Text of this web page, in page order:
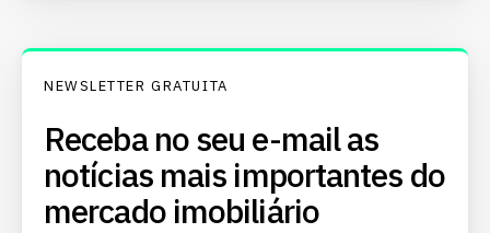
NEWSLETTER GRATUITA
Receba no seu e-mail as
notícias mais importantes do
mercado imobiliário